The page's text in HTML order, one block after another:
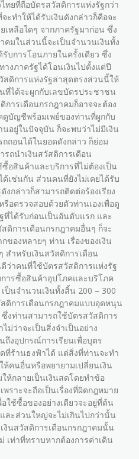
ยที่ถือบัตรสวัสดิการแห่งรัฐกว่า
ะทำให้ได้รับเงินดังกล่าวก็คือจะ
เหลือใดๆ จากภาครัฐมาก่อน ซึ่ง
คมในส่วนนี้จะเป็นจำนวนเงินทั้ง
บการโอนภายในครั้งเดียว ซึ่ง
งภาครัฐได้โอนเงินไปตั้งแต่ปี
สดิการแห่งรัฐล่าสุดตรงส่วนนี้ให้
ที่ได้จะผูกกับเลขบัตรประชาชน
การเดือนกรกฎาคมก็อาจจะต้อง
ดูบัญชีพร้อมเพย์ของท่านที่ผูกกับ
อยู่ในปัจจุบัน ก็จะพบว่าไม่มีเงิน
ถอนได้ในยอดดังกล่าว ก็ย่อม
ถนำเงินสวัสดิการเดือน
อสินค้าและบริการที่ไม่ต้องเป็น
เช่นกัน ส่วนคนที่ยังไม่เคยได้รับ
งกล่าวก็สามารถติดต่อร้องเรียง
อตรวจสอบด้วยตัวท่านเองเพื่อดู
ที่ได้รับก่อนเป็นอันดับแรก และ
สดิการเดือนกรกฎาคมอื่นๆ ก็จะ
ของหลายๆ ท่าน เรื่องของเงิน
สำหรับเงินสวัสดิการเดือน
ว่าคนที่ใช้บัตรสวัสดิการแห่งรัฐ
ารซื้อสินค้าอุปโภคและบริโภค
ป็นจำนวนเงินทั้งสิ้น 200 – 300
ดิการเดือนกรกฎาคมแบบอุดหนุน
ซึ่งท่านสามารถใช้บัตรสวัสดิการ
ม่ว่าจะเป็นสิ่งจำเป็นอย่าง
ถึงอุปกรณ์การเรียนเพื่อบุตร
ที่ร้านธงฟ้าได้ แต่สิ่งที่ท่านจะทำ
ห้คนอื่นหรือพยายามเปลี่ยนเงิน
ห้กลายเป็นเงินสดโดยทำข้อ
ราะจะถือเป็นเรื่องที่ผิดกฎหมาย
ใช้ซื้อของอย่างเดียวจะอยู่ที่ต้น
ละส่วนใหญ่จะไม่เกินไปกว่านั้น
งินสวัสดิการเดือนกรกฎาคมนั้น
เท่าที่ทราบหากต้องการค่าเดิน